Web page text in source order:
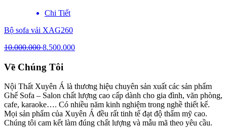
Chi Tiết
Bộ sofa vải XAG260
10.000.0008.500.000
Về Chúng Tôi
Nội Thất Xuyên Á là thương hiệu chuyên sản xuất các sản phẩm
Ghế Sofa – Salon chất lượng cao cấp dành cho gia đình, văn phòng,
cafe, karaoke…. Có nhiều năm kinh nghiệm trong nghề thiết kế.
Mọi sản phẩm của Xuyên Á đều rất tinh tế đạt độ thẩm mỹ cao.
Chúng tôi cam kết làm đúng chất lượng và mẫu mã theo yêu cầu.